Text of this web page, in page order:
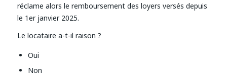
réclame alors le remboursement des loyers versés depuis
le 1er janvier 2025.
Le locataire a-t-il raison ?
Oui
Non